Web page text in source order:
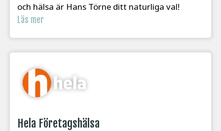
och hälsa är Hans Törne ditt naturliga val!
Läs mer
Hela Företagshälsa